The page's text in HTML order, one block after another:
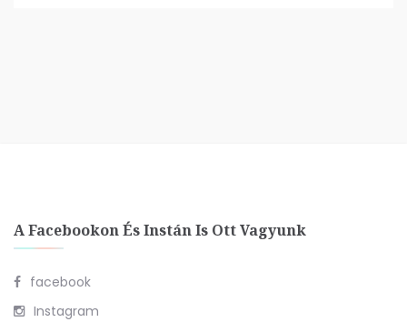
A Facebookon És Instán Is Ott Vagyunk
facebook
Instagram